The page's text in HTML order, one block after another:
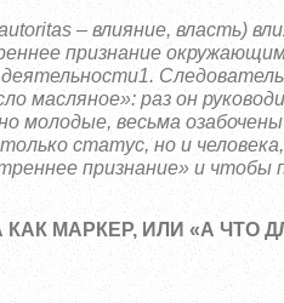
– влияние, власть)
признание
масляное»: раз он
молодые, весьма
статус, но и
признание» и чтобы
МАРКЕР, ИЛИ «А ЧТО